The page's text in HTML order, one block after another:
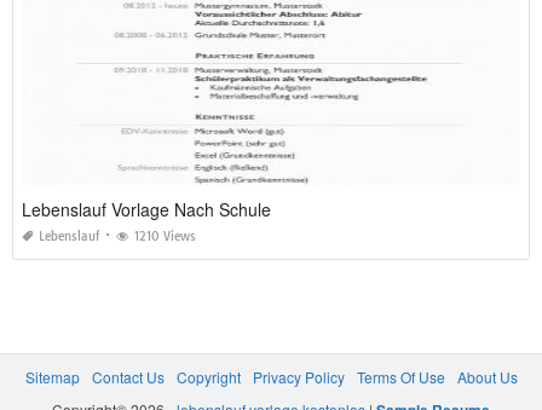
Lebenslauf Vorlage Nach Schule
Lebenslauf 1210 Views
Sitemap Contact Us Copyright Privacy Policy Terms Of Use
About Us